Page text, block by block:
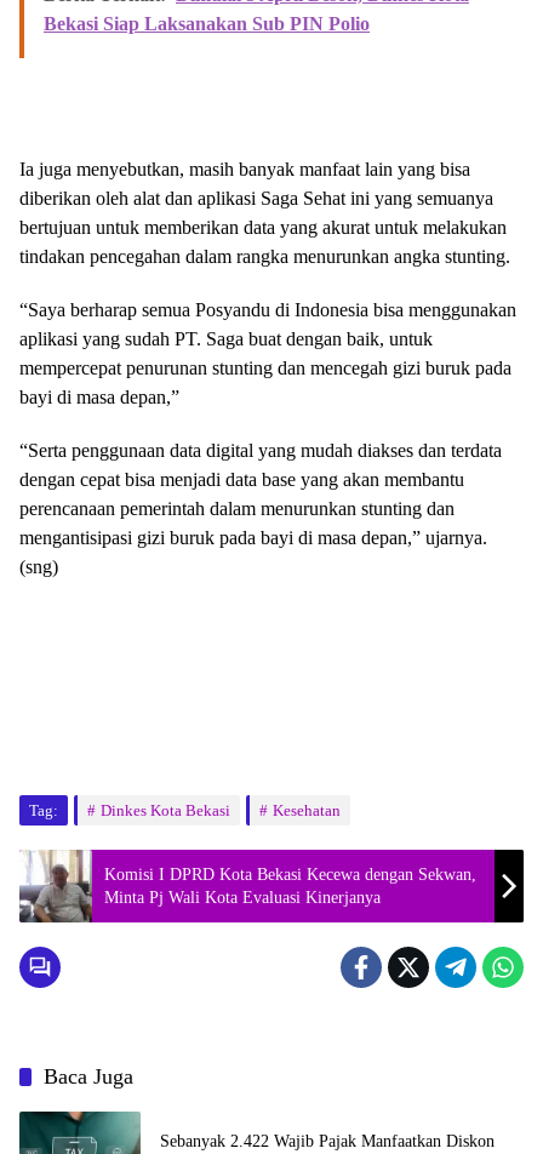
Bekasi Siap Laksanakan Sub PIN Polio
Ia juga menyebutkan, masih banyak manfaat lain yang bisa
diberikan oleh alat dan aplikasi Saga Sehat ini yang semuanya
bertujuan untuk memberikan data yang akurat untuk melakukan
tindakan pencegahan dalam rangka menurunkan angka stunting.
“Saya berharap semua Posyandu di Indonesia bisa menggunakan
aplikasi yang sudah PT. Saga buat dengan baik, untuk
mempercepat penurunan stunting dan mencegah gizi buruk pada
bayi di masa depan,”
“Serta penggunaan data digital yang mudah diakses dan terdata
dengan cepat bisa menjadi data base yang akan membantu
perencanaan pemerintah dalam menurunkan stunting dan
mengantisipasi gizi buruk pada bayi di masa depan,” ujarnya.
(sng)
Tag: Dinkes Kota Bekasi Kesehatan
Komisi I DPRD Kota Bekasi Kecewa dengan Sekwan,
Minta Pj Wali Kota Evaluasi Kinerjanya
Baca Juga
Sebanyak 2.422 Wajib Pajak Manfaatkan Diskon